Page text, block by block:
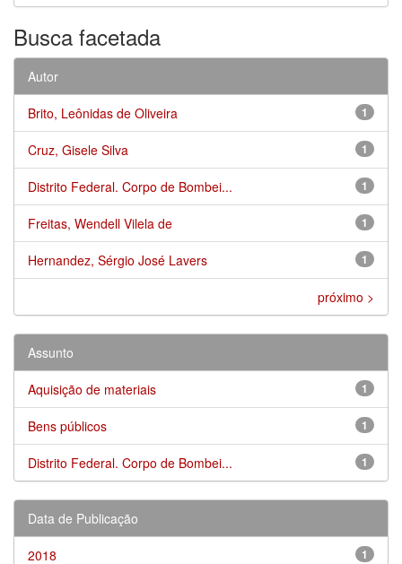
Busca facetada
Autor
1
Brito, Leônidas de Oliveira
1
Cruz, Gisele Silva
1
Distrito Federal. Corpo de Bombei...
1
Freitas, Wendell Vilela de
1
Hernandez, Sérgio José Lavers
próximo >
Assunto
1
Aquisição de materiais
1
Bens públicos
1
Distrito Federal. Corpo de Bombei...
Data de Publicação
1
2018